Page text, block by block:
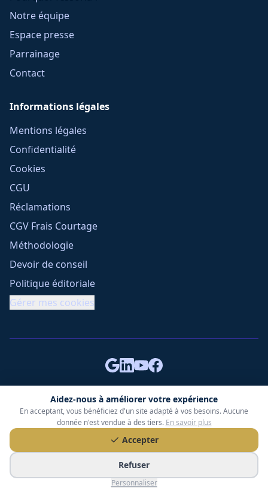
Aidez-nous à améliorer votre expérience
En acceptant, vous bénéficiez d'un site adapté à vos besoins. Aucune
donnée n'est vendue à des tiers. En savoir plus
Accepter
Refuser
Personnaliser
Notre équipe
Espace presse
Parrainage
Contact
Informations légales
Mentions légales
Confidentialité
Cookies
CGU
Réclamations
CGV Frais Courtage
Méthodologie
Devoir de conseil
Politique éditoriale
Gérer mes cookies
Tessoria Assurances- SARL au capital de 15 000 €
ORIAS n° 25007309 - RCS 990 206 179 - Membre du réseau
360 Courtage
RC Pro : Klarity - Contrat n° CCOUK000785
49 chemin des Gardettes Sine, 06570 Saint-Paul-de-Vence
©2026Tessoria Assurances. Tous droits réservés.